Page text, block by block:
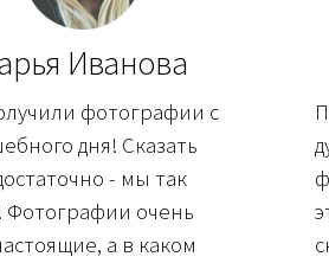
Иванова
фотографии с
дня! Сказать
- мы так
Фотографии очень
а в каком